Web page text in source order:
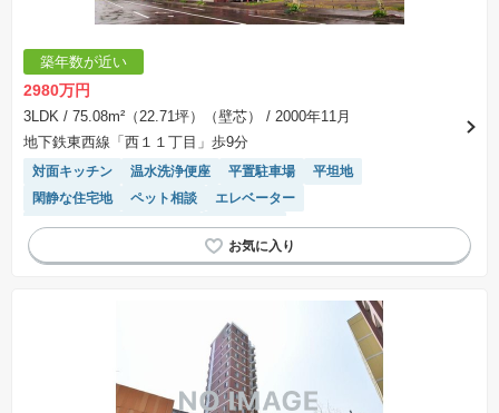
築年数が近い
2980万円
3LDK / 75.08m²（22.71坪）（壁芯）
/ 2000年11月
地下鉄東西線「西１１丁目」歩9分
対面キッチン 温水洗浄便座 平置駐車場
平坦地
閑静な住宅地
ペット相談
エレベーター
モニター付きインターホン
陽当り良好